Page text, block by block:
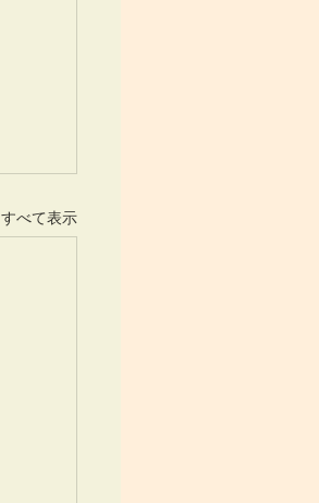
すべて表示